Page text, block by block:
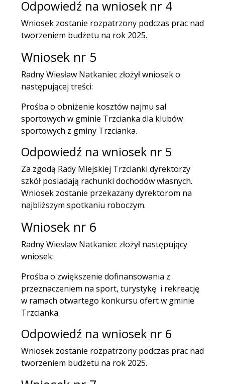
Odpowiedź na wniosek nr 4
Wniosek zostanie rozpatrzony podczas prac nad
tworzeniem budżetu na rok 2025.
Wniosek nr 5
Radny Wiesław Natkaniec złożył wniosek o
następującej treści:
Prośba o obniżenie kosztów najmu sal
sportowych w gminie Trzcianka dla klubów
sportowych z gminy Trzcianka.
Odpowiedź na wniosek nr 5
Za zgodą Rady Miejskiej Trzcianki dyrektorzy
szkół posiadają rachunki dochodów własnych.
Wniosek zostanie przekazany dyrektorom na
najbliższym spotkaniu roboczym.
Wniosek nr 6
Radny Wiesław Natkaniec złożył następujący
wniosek:
Prośba o zwiększenie dofinansowania z
przeznaczeniem na sport, turystykę i rekreację
w ramach otwartego konkursu ofert w gminie
Trzcianka.
Odpowiedź na wniosek nr 6
Wniosek zostanie rozpatrzony podczas prac nad
tworzeniem budżetu na rok 2025.